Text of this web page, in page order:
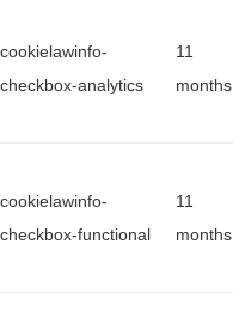
cookielawinfo-
checkbox-analytics
11
months
cookielawinfo-
checkbox-functional
11
months